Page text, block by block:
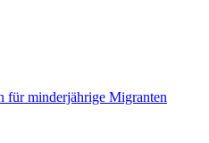
für minderjährige Migranten